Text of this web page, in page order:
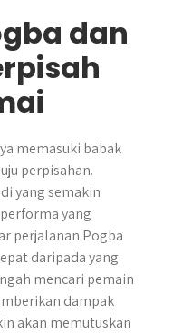
dan
memasuki babak
perpisahan.
yang semakin
yang
perjalanan Pogba
daripada yang
mencari pemain
dampak
akan memutuskan